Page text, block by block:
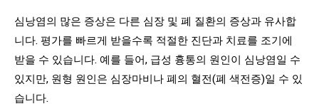
심낭염의 많은 증상은 다른 심장 및 폐 질환의 증상과 유사합
니다. 평가를 빠르게 받을수록 적절한 진단과 치료를 조기에
받을 수 있습니다. 예를 들어, 급성 흉통의 원인이 심낭염일 수
있지만, 원형 원인은 심장마비나 폐의 혈전(폐 색전증)일 수 있
습니다.